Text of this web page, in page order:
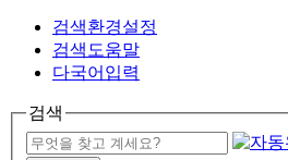
검색환경설정
검색도움말
다국어입력
검색